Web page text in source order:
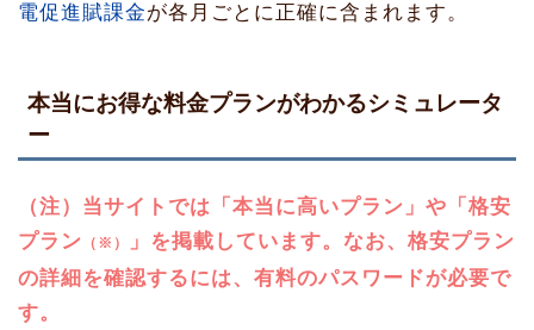
電促進賦課金が各月ごとに正確に含まれます。
本当にお得な料金プランがわかるシミュレータ
ー
（注）当サイトでは「本当に高いプラン」や「格安
プラン （※）
」を掲載しています。なお、格安プラン
の詳細を確認するには、有料のパスワードが必要で
す。